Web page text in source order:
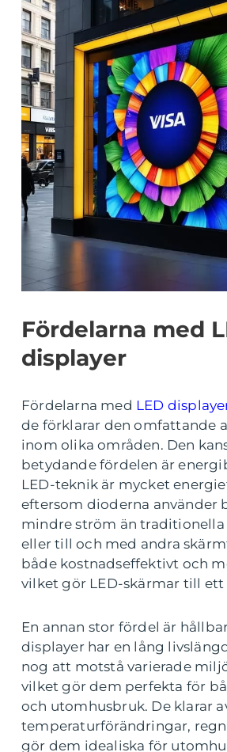
Fördelarna med
displayer
Fördelarna med LED
de förklarar den omfattande
inom olika områden. Den
betydande fördelen är
LED-teknik är mycket
eftersom dioderna använder
mindre ström än
eller till och med andra
både kostnadseffektivt och
vilket gör LED-skärmar till ett
En annan stor fördel är
displayer har en lång
nog att motstå varierade
vilket gör dem perfekta för
och utomhusbruk. De klarar
temperaturförändringar,
gör dem idealiska för